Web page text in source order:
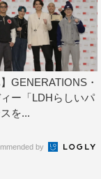
】GENERATIONS・
ー「LDHらしいパ
を...
by